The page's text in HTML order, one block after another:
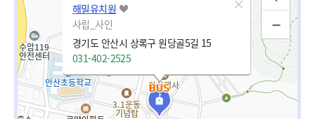
해밀유치원
사립_사인
경기도 안산시 상록구 원당골5길 15
031-402-2525